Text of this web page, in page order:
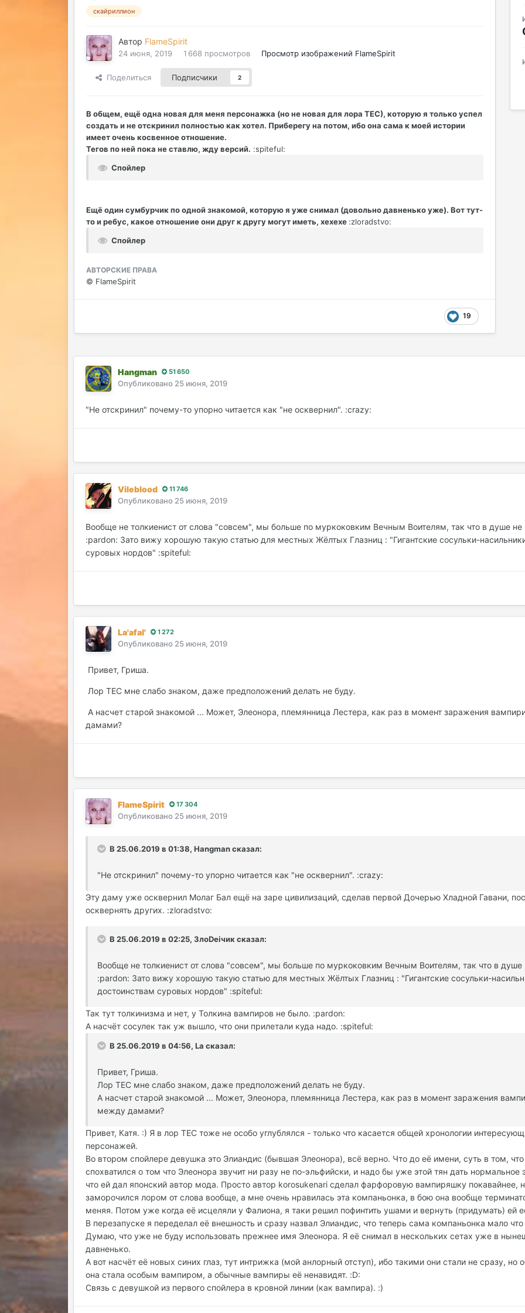
скайриллион
Автор FlameSpirit
24 июня, 2019 1 668 просмотров Просмотр изображений FlameSpirit
Поделиться Подписчики 2
В общем, ещё одна новая для меня персонажка (но не новая для лора ТЕС), которую я только успел
создать и не отскринил полностью как хотел. Приберегу на потом, ибо она сама к моей истории
имеет очень косвенное отношение.
Тегов по ней пока не ставлю, жду версий. :spiteful:
Спойлер
Ещё один сумбурчик по одной знакомой, которую я уже снимал (довольно давненько уже). Вот тут-
то и ребус, какое отношение они друг к другу могут иметь, хехехе :zloradstvo:
Спойлер
АВТОРСКИЕ ПРАВА
© FlameSpirit
19
Hangman 51 650
Опубликовано 25 июня, 2019
"Не отскринил" почему-то упорно читается как "не осквернил". :crazy:
Vileblood 11 746
Опубликовано 25 июня, 2019
Вообще не толкиенист от слова "совсем", мы больше по муркоковким Вечным Воителям, так что в душе не
:pardon: Зато вижу хорошую такую статью для местных Жёлтых Глазниц : "Гигантские сосульки-
суровых нордов" :spiteful:
La'afal' 1 272
Опубликовано 25 июня, 2019
Привет, Гриша.
Лор ТЕС мне слабо знаком, даже предположений делать не буду.
А насчет старой знакомой ... Может, Элеонора, племянница Лестера, как раз в момент заражения
дамами?
FlameSpirit 17 304
Опубликовано 25 июня, 2019
В 25.06.2019 в 01:38, Hangman сказал:
"Не отскринил" почему-то упорно читается как "не осквернил". :crazy:
Эту даму уже осквернил Молаг Бал ещё на заре цивилизаций, сделав первой Дочерью Хладной Гавани,
осквернять других. :zloradstvo:
В 25.06.2019 в 02:25, ЗлоDeiчик сказал:
Вообще не толкиенист от слова "совсем", мы больше по муркоковким Вечным Воителям, так что в душе
:pardon: Зато вижу хорошую такую статью для местных Жёлтых Глазниц : "Гигантские сосульки-
достоинствам суровых нордов" :spiteful:
Так тут толкинизма и нет, у Толкина вампиров не было. :pardon:
А насчёт сосулек так уж вышло, что они прилетали куда надо. :spiteful:
В 25.06.2019 в 04:56, La сказал:
Привет, Гриша.
Лор ТЕС мне слабо знаком, даже предположений делать не буду.
А насчет старой знакомой ... Может, Элеонора, племянница Лестера, как раз в момент заражения
между дамами?
Привет, Катя. :) Я в лор ТЕС тоже не особо углублялся - только что касается общей хронологии
персонажей.
Во втором спойлере девушка это Элиандис (бывшая Элеонора), всё верно. Что до её имени, суть в том,
спохватился о том что Элеонора звучит ни разу не по-эльфийски, и надо бы уже этой тян дать
что ей дал японский автор мода. Просто автор korosukenari сделал фарфоровую вампиряшку
заморочился лором от слова вообще, а мне очень нравилась эта компаньонка, в бою она вообще
меняя. Потом уже когда её исцеляли у Фалиона, я таки решил пофинтить ушами и вернуть (придумать) ей
В перезапуске я переделал её внешность и сразу назвал Элиандис, что теперь сама компаньонка мало
Думаю, что уже не буду использовать прежнее имя Элеонора. Я её снимал в нескольких сетах уже в
давненько.
А вот насчёт её новых синих глаз, тут интрижка (мой анлорный отступ), ибо такими они стали не сразу,
она стала особым вампиром, а обычные вампиры её ненавидят. :D:
Связь с девушкой из первого спойлера в кровной линии (как вампира). :)